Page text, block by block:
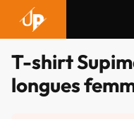
contenu
T-shirt
longues